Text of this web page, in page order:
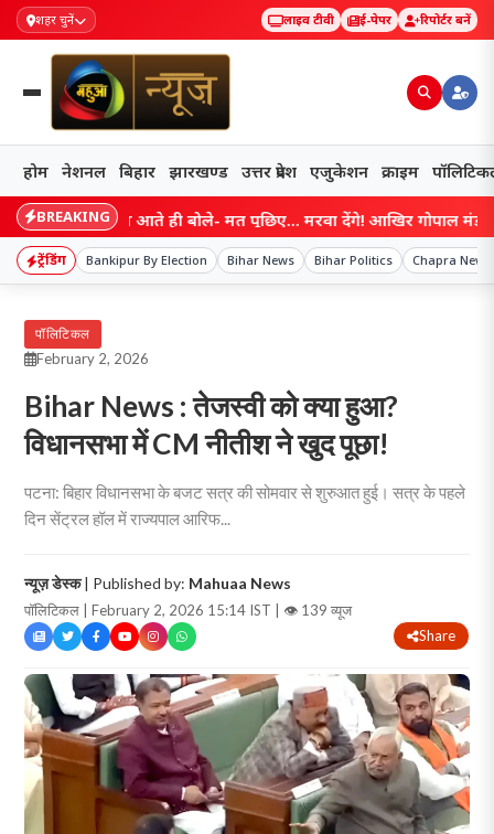
शहर चुनें लाइव टीवी ई-पेपर रिपोर्टर बनें
होम नेशनल बिहार झारखण्ड उत्तर प्रदेश एजुकेशन क्राइम
BREAKING
का नाम आते ही बोले- मत पूछिए… मरवा देंगे! आखिर गोपाल मंडल ने ऐसा
ट्रेंडिंग Bankipur By Election Bihar News Bihar Politics Chapra News
पॉलिटिकल
February 2, 2026
Bihar News : तेजस्वी को क्या हुआ?
विधानसभा में CM नीतीश ने खुद पूछा!
पटना: बिहार विधानसभा के बजट सत्र की सोमवार से शुरुआत हुई। सत्र के पहले
दिन सेंट्रल हॉल में राज्यपाल आरिफ...
न्यूज़ डेस्क| Published by: Mahuaa News
पॉलिटिकल | February 2, 2026 15:14 IST | 👁 139 व्यूज
Share